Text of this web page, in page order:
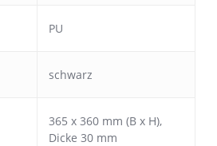
PU
schwarz
365 x 360 mm (B x H),
Dicke 30 mm